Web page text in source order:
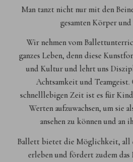
Man tanzt nicht nur mit den
gesamten Körper und
Wir nehmen vom
ganzes Leben, denn diese
und Kultur und lehrt uns
Achtsamkeit und Teamgeist.
schnelllebigen Zeit ist es für
Werten aufzuwachsen, um sie
ansehen zu können und an
Ballett bietet die Möglichkeit, all
erleben und fördert zudem